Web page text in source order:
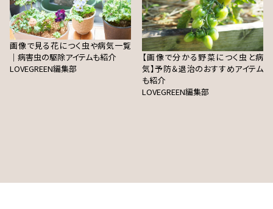
画像で見る花につく虫や病気一覧
｜病害虫の駆除アイテムも紹介
LOVEGREEN編集部
【画像で分かる野菜につく虫と病
気】予防＆退治のおすすめアイテム
も紹介
LOVEGREEN編集部